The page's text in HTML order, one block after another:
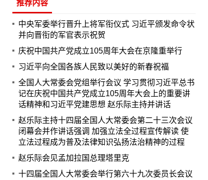
推荐内容
中央军委举行晋升上将军衔仪式 习近平颁发命令状
并向晋衔的军官表示祝贺
庆祝中国共产党成立105周年大会在京隆重举行
习近平向全国各族人民致以美好的新春祝福
全国人大常委会党组举行会议 学习贯彻习近平总书
记在庆祝中国共产党成立105周年大会上的重要讲
话精神和习近平党建思想 赵乐际主持并讲话
赵乐际主持十四届全国人大常委会第二十三次会议
闭幕会并作讲话强调 加强立法全过程宣传解读 使
立法过程成为普及法律知识弘扬法治精神的过程
赵乐际会见孟加拉国总理塔里克
十四届全国人大常委会举行第六十九次委员长会议